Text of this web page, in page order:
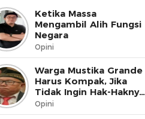
Ketika Massa
Mengambil Alih Fungsi
Negara
Opini
Warga Mustika Grande
Harus Kompak, Jika
Tidak Ingin Hak-Haknya
Dinikmati oleh Pihak
Lain
Opini